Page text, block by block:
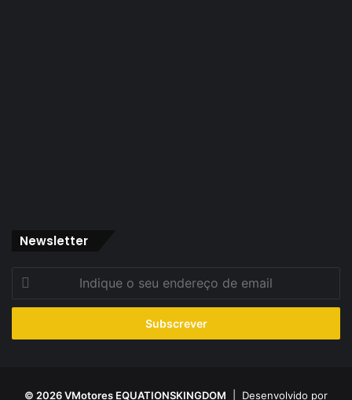
Newsletter
seu
de
© 2026 VMotores EQUATIONSKINGDOM | Desenvolvido por